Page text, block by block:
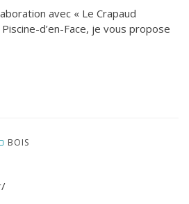
avec « Le Crapaud
d’en-Face, je vous propose
BOIS